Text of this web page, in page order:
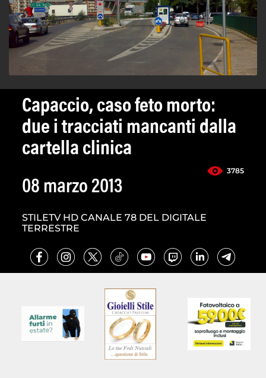
Capaccio, caso feto morto:
due i tracciati mancanti dalla
cartella clinica
3785
08 marzo 2013
STILETV HD CANALE 78 DEL DIGITALE
TERRESTRE